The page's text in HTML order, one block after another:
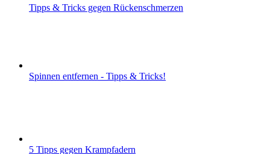
Tipps & Tricks gegen Rückenschmerzen
Spinnen entfernen - Tipps & Tricks!
5 Tipps gegen Krampfadern